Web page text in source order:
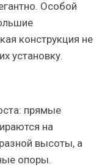
Особой
конструкция не
установку.
прямые
на
высоты, а
опоры.